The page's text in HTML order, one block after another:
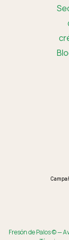
Fresón de Palos © —